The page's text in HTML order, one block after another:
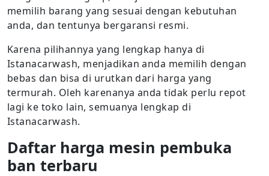
memilih barang yang sesuai dengan kebutuhan
anda, dan tentunya bergaransi resmi.
Karena pilihannya yang lengkap hanya di
Istanacarwash, menjadikan anda memilih dengan
bebas dan bisa di urutkan dari harga yang
termurah. Oleh karenanya anda tidak perlu repot
lagi ke toko lain, semuanya lengkap di
Istanacarwash.
Daftar harga mesin pembuka
ban terbaru